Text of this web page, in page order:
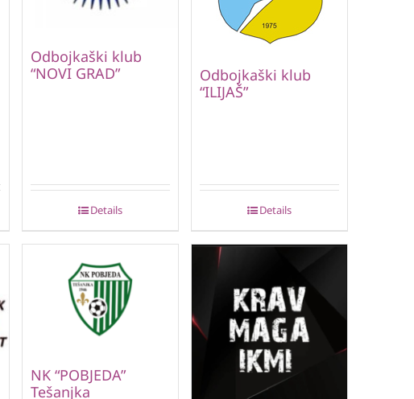
Odbojkaški klub
“NOVI GRAD”
Details
Odbojkaški klub
“ILIJAŠ”
Details
NK “POBJEDA”
Tešanjka